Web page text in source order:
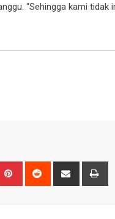
“Sehingga kami
Pinterest Reddit
Share